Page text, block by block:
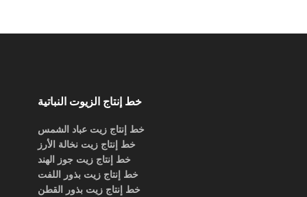
خط إنتاج الزيوت النباتية
خط إنتاج زيت عباد الشمس
خط إنتاج زيت نخالة الأرز
خط إنتاج زيت جوز الهند
خط إنتاج زيت بذور اللفت
خط إنتاج زيت بذور القطن